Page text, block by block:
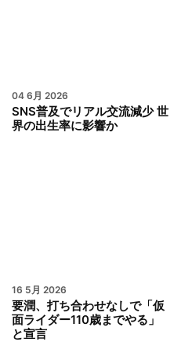
04 6月 2026
SNS普及でリアル交流減少 世
界の出生率に影響か
16 5月 2026
要潤、打ち合わせなしで「仮
面ライダー110歳までやる」
と宣言